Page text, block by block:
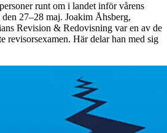
runt om i landet inför vårens
27–28 maj. Joakim Åhsberg,
Revision & Redovisning var en av de
revisorsexamen. Här delar han med sig